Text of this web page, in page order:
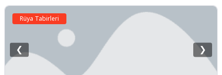
Rüya Tabirleri
❮ ❯